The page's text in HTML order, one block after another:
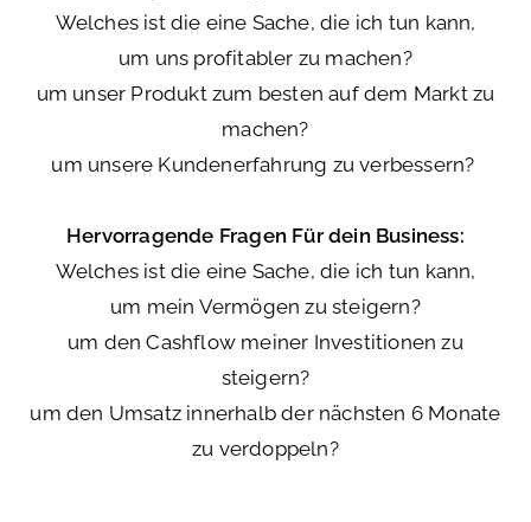
Welches ist die eine Sache, die ich tun kann,
um uns profitabler zu machen?
um unser Produkt zum besten auf dem Markt zu
machen?
um unsere Kundenerfahrung zu verbessern?
Hervorragende Fragen Für dein Business:
Welches ist die eine Sache, die ich tun kann,
um mein Vermögen zu steigern?
um den Cashflow meiner Investitionen zu
steigern?
um den Umsatz innerhalb der nächsten 6 Monate
zu verdoppeln?